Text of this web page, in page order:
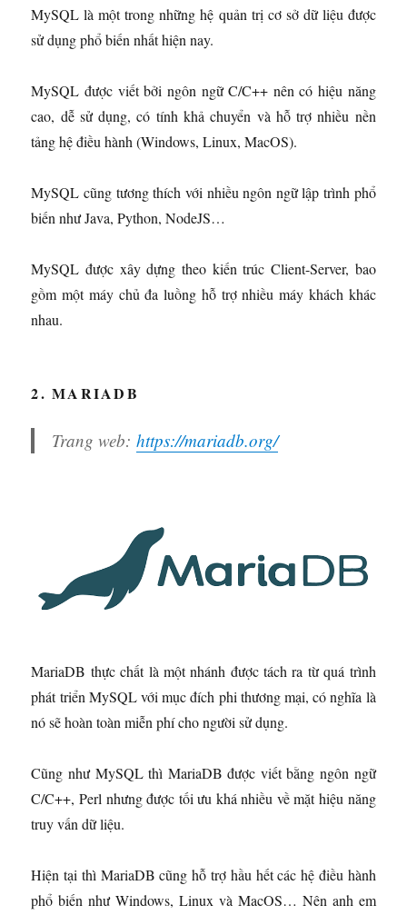
MySQL là một trong những hệ quản trị cơ sở dữ liệu được
sử dụng phổ biến nhất hiện nay.
MySQL được viết bởi ngôn ngữ C/C++ nên có hiệu năng
cao, dễ sử dụng, có tính khả chuyển và hỗ trợ nhiều nền
tảng hệ điều hành (Windows, Linux, MacOS).
MySQL cũng tương thích với nhiều ngôn ngữ lập trình phổ
biến như Java, Python, NodeJS…
MySQL được xây dựng theo kiến trúc Client-Server, bao
gồm một máy chủ đa luồng hỗ trợ nhiều máy khách khác
nhau.
2. MARIADB
Trang web: https://mariadb.org/
MariaDB thực chất là một nhánh được tách ra từ quá trình
phát triển MySQL với mục đích phi thương mại, có nghĩa là
nó sẽ hoàn toàn miễn phí cho người sử dụng.
Cũng như MySQL thì MariaDB được viết bằng ngôn ngữ
C/C++, Perl nhưng được tối ưu khá nhiều về mặt hiệu năng
truy vấn dữ liệu.
Hiện tại thì MariaDB cũng hỗ trợ hầu hết các hệ điều hành
phổ biến như Windows, Linux và MacOS… Nên anh em